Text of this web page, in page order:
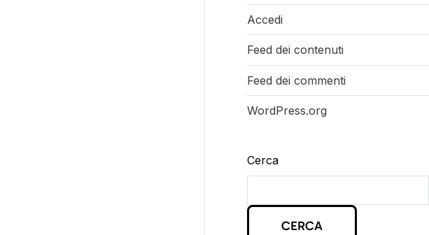
Accedi
Feed dei contenuti
Feed dei commenti
WordPress.org
Cerca
CERCA